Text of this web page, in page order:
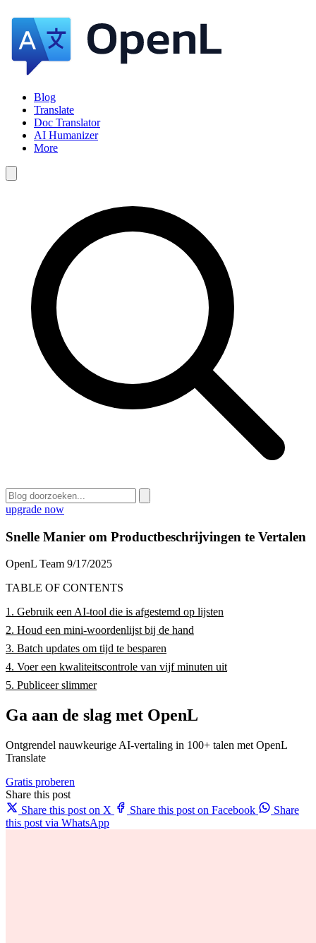
Blog
Translate
Doc Translator
AI Humanizer
More
upgrade now
Snelle Manier om Productbeschrijvingen te Vertalen
OpenL Team 9/17/2025
TABLE OF CONTENTS
1. Gebruik een AI-tool die is afgestemd op lijsten
2. Houd een mini-woordenlijst bij de hand
3. Batch updates om tijd te besparen
4. Voer een kwaliteitscontrole van vijf minuten uit
5. Publiceer slimmer
Ga aan de slag met OpenL
Ontgrendel nauwkeurige AI-vertaling in 100+ talen met OpenL
Translate
Gratis proberen
Share this post
Share this post on X
Share this post on Facebook
Share
this post via WhatsApp